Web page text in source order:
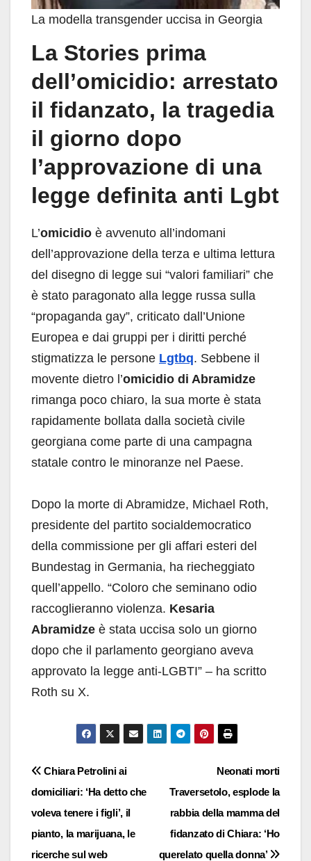
La modella transgender uccisa in Georgia
La Stories prima
dell’omicidio: arrestato
il fidanzato, la tragedia
il giorno dopo
l’approvazione di una
legge definita anti Lgbt
L’omicidio è avvenuto all’indomani
dell’approvazione della terza e ultima lettura
del disegno di legge sui “valori familiari” che
è stato paragonato alla legge russa sulla
“propaganda gay”, criticato dall’Unione
Europea e dai gruppi per i diritti perché
stigmatizza le persone Lgtbq. Sebbene il
movente dietro l’omicidio di Abramidze
rimanga poco chiaro, la sua morte è stata
rapidamente bollata dalla società civile
georgiana come parte di una campagna
statale contro le minoranze nel Paese.
Dopo la morte di Abramidze, Michael Roth,
presidente del partito socialdemocratico
della commissione per gli affari esteri del
Bundestag in Germania, ha riecheggiato
quell’appello. “Coloro che seminano odio
raccoglieranno violenza. Kesaria
Abramidze è stata uccisa solo un giorno
dopo che il parlamento georgiano aveva
approvato la legge anti-LGBTI” – ha scritto
Roth su X.
Navigazione
articoli
Neonati morti
Traversetolo, esplode la
rabbia della mamma del
fidanzato di Chiara: ‘Ho
querelato quella donna’
Chiara Petrolini ai
domiciliari: ‘Ha detto che
voleva tenere i figli’, il
pianto, la marijuana, le
ricerche sul web